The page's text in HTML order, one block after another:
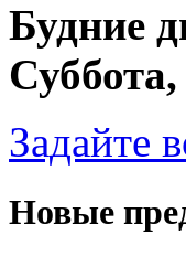
Будние
Задайте
Новые